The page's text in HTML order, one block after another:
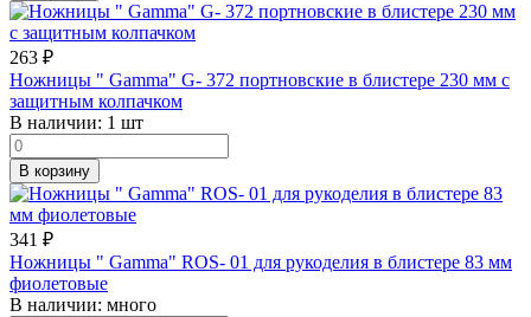
263 ₽
Ножницы " Gamma" G- 372 портновские в блистере 230 мм с
защитным колпачком
В наличии: 1 шт
В корзину
341 ₽
Ножницы " Gamma" ROS- 01 для рукоделия в блистере 83 мм
фиолетовые
В наличии: много